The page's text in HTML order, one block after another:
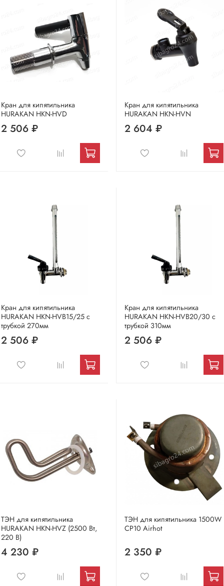
Кран для кипятильника
HURAKAN HKN-HVD
2 506 ₽
Кран для кипятильника
HURAKAN HKN-HVN
2 604 ₽
Кран для кипятильника
HURAKAN HKN-HVB15/25 с
трубкой 270мм
2 506 ₽
Кран для кипятильника
HURAKAN HKN-HVB20/30 с
трубкой 310мм
2 506 ₽
ТЭН для кипятильника
HURAKAN HKN-HVZ (2500 Вт,
220 В)
4 230 ₽
ТЭН для кипятильника 1500W
CP10 Airhot
2 350 ₽